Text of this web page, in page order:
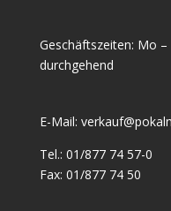
Geschäftszeiten: Mo
durchgehend
E-Mail:
Tel.: 01/877 74 57-0
Fax: 01/877 74 50